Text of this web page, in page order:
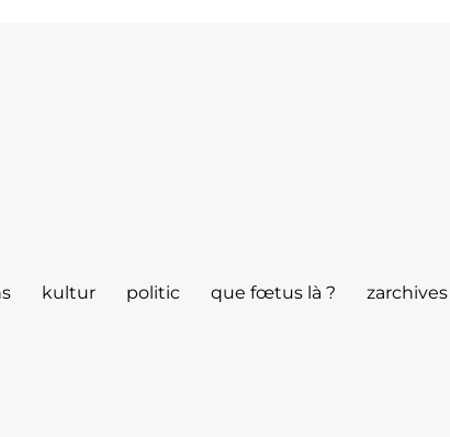
kultur politic que fœtus là ? zarchives